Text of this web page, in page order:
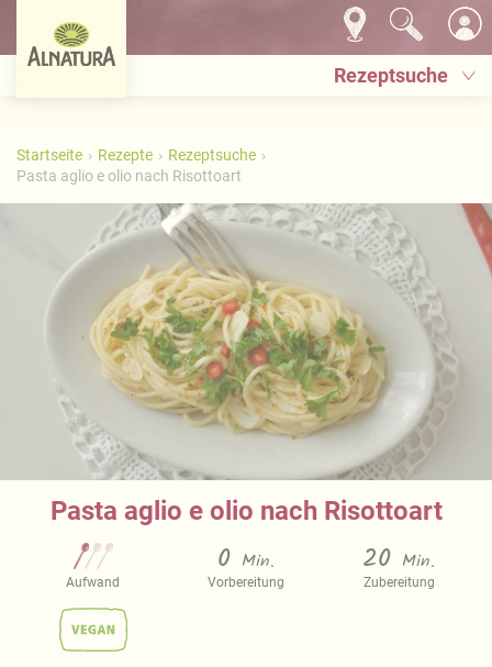
Rezeptsuche
Startseite Rezepte
Rezeptsuche
Pasta aglio e olio nach Risottoart
Pasta aglio e olio nach Risottoart
Aufwand
0 Min.
Vorbereitung
20 Min.
Zubereitung